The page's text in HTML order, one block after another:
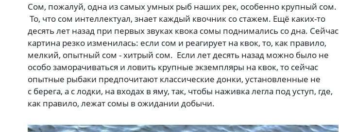
Сом, пожалуй, одна из самых умных рыб наших рек, особенно крупный сом.
То, что сом интеллектуал, знает каждый квочник со стажем. Ещё каких-то
десять лет назад при первых звуках квока сомы поднимались со дна. Сейчас
картина резко изменилась: если сом и реагирует на квок, то, как правило,
мелкий, опытный сом - хитрый сом. Если лет десять назад можно было не
особо заморачиваться и ловить крупные экземпляры на квок, то сейчас
опытные рыбаки предпочитают классические донки, установленные не
с берега, а с лодки, на входах в яму, так, чтобы наживка легла под уступ, где,
как правило, лежат сомы в ожидании добычи.